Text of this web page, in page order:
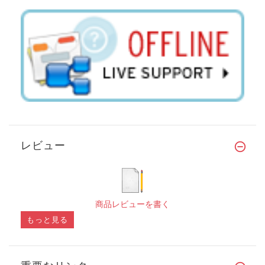
レビュー
商品レビューを書く
もっと見る